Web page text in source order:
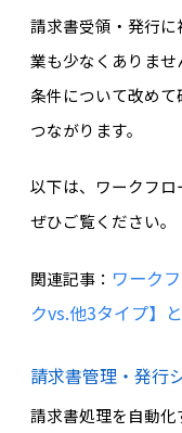
請求書受領・発行
業も少なくありま
条件について改め
つながります。
以下は、ワークフロ
ぜひご覧ください。
関連記事： ワーク
クvs.他3タイプ】
請求書管理・発行
請求書処理を自動